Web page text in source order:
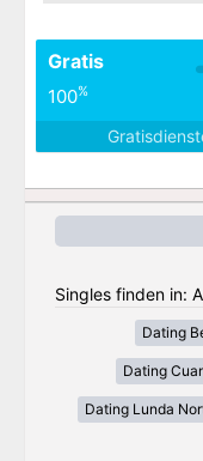
Gratis
100%
Singles finden in:
Dating
Dating
Dating Lunda